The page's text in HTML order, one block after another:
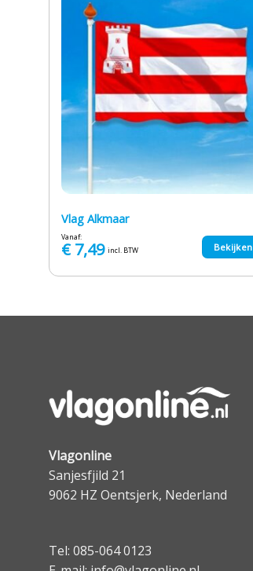
Vlag Alkmaar
Vanaf:
€7,49 incl. BTW Bekijken
Vlagonline
Sanjesfjild 21
9062 HZ Oentsjerk, Nederland
Tel: 085-064 0123